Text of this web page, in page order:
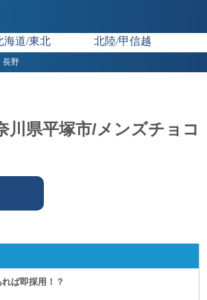
海道/東北 北陸/甲信越
長野
川県平塚市/メンズチョコ
ば即採用！？